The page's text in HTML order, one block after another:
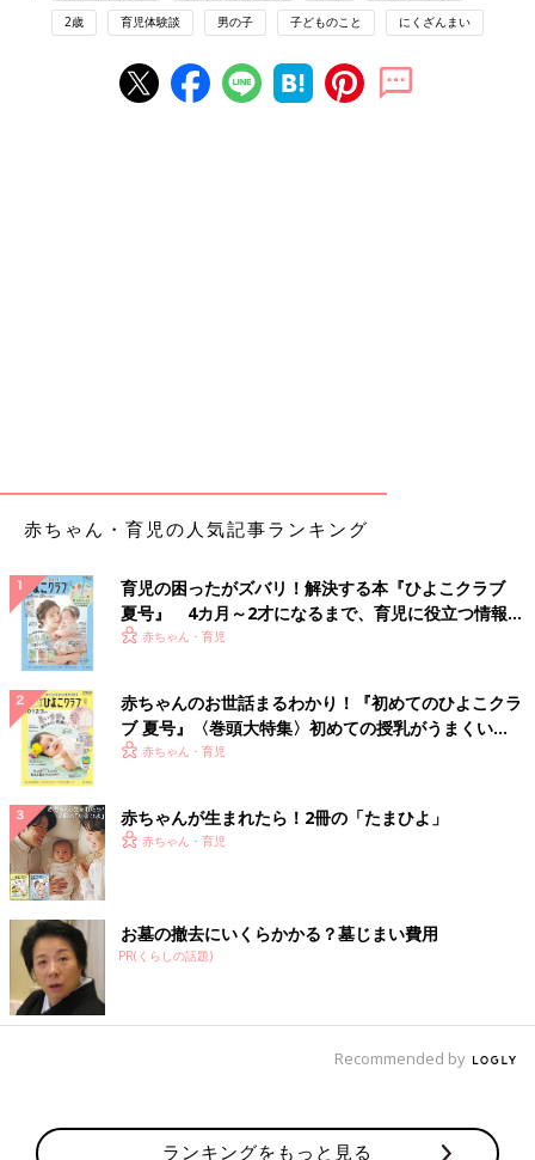
2歳 育児体験談 男の子 子どものこと にくざんまい
赤ちゃん・育児の人気記事ランキング
育児の困ったがズバリ！解決する本『ひよこクラブ
夏号』 4カ月～2才になるまで、育児に役立つ情報が
いっぱい！
赤ちゃん・育児
赤ちゃんのお世話まるわかり！『初めてのひよこクラ
ブ 夏号』〈巻頭大特集〉初めての授乳がうまくい
く！ おっぱい・ミルクの基本と夏のトラブル 解決テ
赤ちゃん・育児
赤ちゃんが生まれたら！2冊の「たまひよ」
赤ちゃん・育児
お墓の撤去にいくらかかる？墓じまい費用
PR(くらしの話題)
Recommended by
ランキングをもっと見る